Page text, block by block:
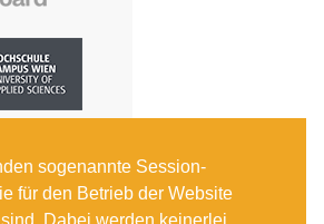
sogenannte Session-
für den Betrieb der Website